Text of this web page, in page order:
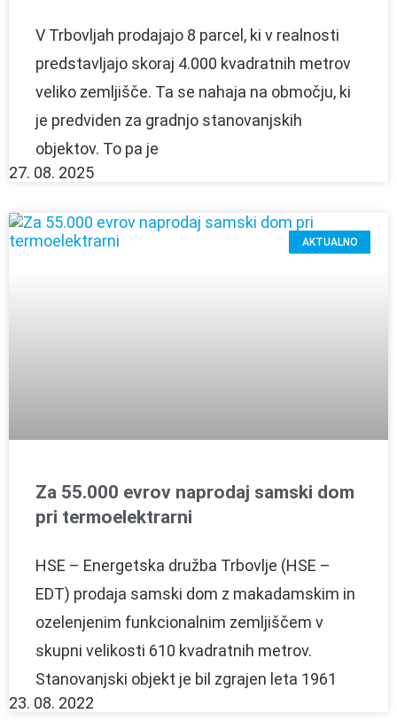
V Trbovljah prodajajo 8 parcel, ki v realnosti
predstavljajo skoraj 4.000 kvadratnih metrov
veliko zemljišče. Ta se nahaja na območju, ki
je predviden za gradnjo stanovanjskih
objektov. To pa je
27. 08. 2025
AKTUALNO
Za 55.000 evrov naprodaj samski dom
pri termoelektrarni
HSE – Energetska družba Trbovlje (HSE –
EDT) prodaja samski dom z makadamskim in
ozelenjenim funkcionalnim zemljiščem v
skupni velikosti 610 kvadratnih metrov.
Stanovanjski objekt je bil zgrajen leta 1961
23. 08. 2022